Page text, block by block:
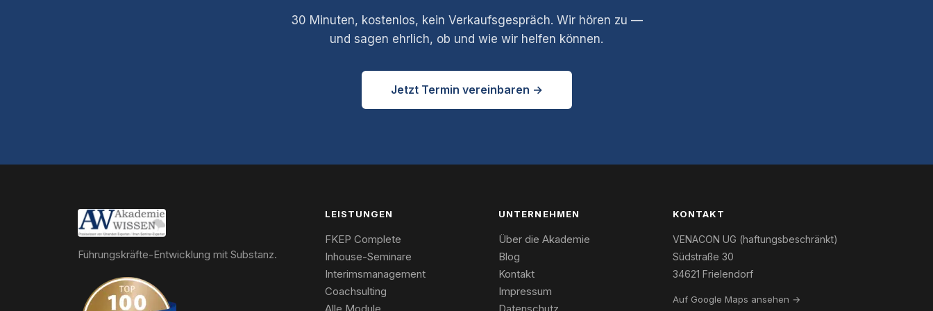
30 Minuten, kostenlos, kein Verkaufsgespräch. Wir hören zu —
und sagen ehrlich, ob und wie wir helfen können.
Jetzt Termin vereinbaren →
Führungskräfte-Entwicklung mit Substanz.
LEISTUNGEN
FKEP Complete
Inhouse-Seminare
Interimsmanagement
Coachsulting
UNTERNEHMEN
Über die Akademie
Blog
Kontakt
Impressum
KONTAKT
VENACON UG (haftungsbeschränkt)
Südstraße 30
34621 Frielendorf
Auf Google Maps ansehen →